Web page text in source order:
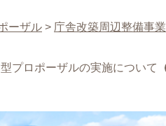
ーザル > 庁舎改築周辺整備事業
プロポーザルの実施について